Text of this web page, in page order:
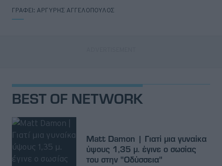
ΓΡΑΦΕΙ: ΑΡΓΥΡΗΣ ΑΓΓΕΛΟΠΟΥΛΟΣ
BEST OF NETWORK
Matt Damon | Γιατί μια γυναίκα
ύψους 1,35 μ. έγινε ο σωσίας
του στην "Οδύσσεια"